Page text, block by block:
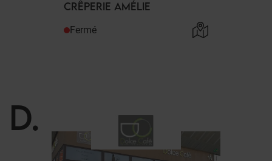
CRÊPERIE AMÉLIE
Fermé
D.